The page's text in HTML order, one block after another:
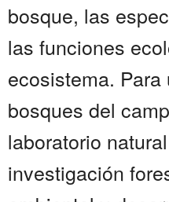
bosque, las
las funciones
ecosistema.
bosques del
laboratorio
investigación